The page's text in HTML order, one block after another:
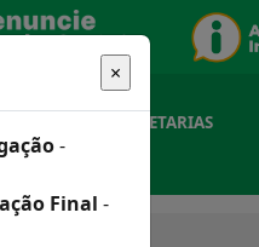
SECRETARIAS
-
Final -